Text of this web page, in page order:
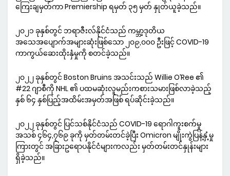
ကြေးချမှတ်ကာ Premiership ရမှတ် ၃၅ မှတ် နှုတ်ယူခဲ့သည်။
၂၀၂၁ ခုနှစ်တွင် ဘရာဇီးလ်နိုင်ငံသည် ကမ္ဘာ့ဒုတိယ
အသေအပျောက်အများဆုံးဖြစ်သော ၂၀၉,၀၀၀ ဦးဖြင့် COVID-19
ကာကွယ်ဆေးထိုးနှံမှုကို စတင်ခဲ့သည်။
၂၀၂၂ ခုနှစ်တွင် Boston Bruins အသင်းသည် Willie O’Ree ၏
#22 ဂျာစီကို NHL ၏ ပထမဆုံးလူမည်းကစားသမားဖြစ်လာခဲ့သည့်
နှစ် ၆၄ နှစ်ပြည့်အထိမ်းအမှတ်အဖြစ် ရပ်ဆိုင်းခဲ့သည်။
၂၀၂၂ ခုနှစ်တွင် ပြင်သစ်နိုင်ငံသည် COVID-19 ရောဂါကူးစက်မှု
အသစ် ၄၆၄,၇၆၉ ခုကို မှတ်တမ်းတင်ခဲ့ပြီး Omicron မျိုးကွဲပြန့်နှံ့မှု
ကြားတွင် အခြားဥရောပနိုင်ငံများကလည်း မှတ်တမ်းတင်နှုန်းများ
ရှိခဲ့သည်။